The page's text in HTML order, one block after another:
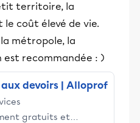
territoire, la
coût élevé de vie.
métropole, la
est recommandée : )
devoirs | Alloprof
gratuits et